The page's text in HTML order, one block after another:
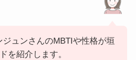
ュンさんのMBTIや性格が垣
を紹介します。